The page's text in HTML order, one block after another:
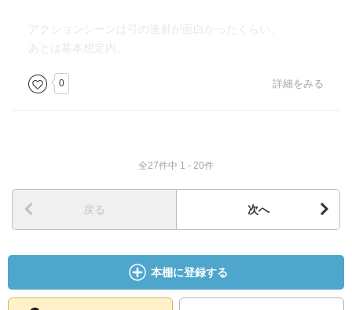
アクションシーンは弓の連射が面白かったくらい。
あとは基本想定内。
0 詳細をみる
全27件中 1 - 20件
戻る 次へ
本棚に登録する